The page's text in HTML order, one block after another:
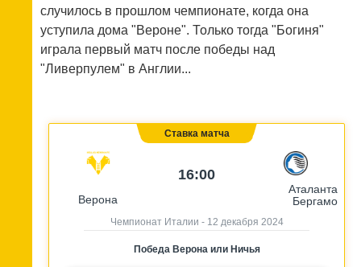
случилось в прошлом чемпионате, когда она
уступила дома "Вероне". Только тогда "Богиня"
играла первый матч после победы над
"Ливерпулем" в Англии...
Ставка матча
Верона
Аталанта
Бергамо
16:00
Чемпионат Италии - 12 декабря 2024
Победа Верона или Ничья